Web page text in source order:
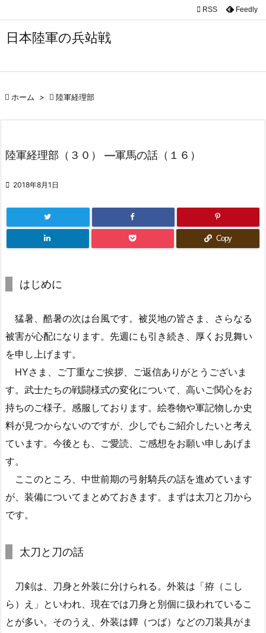
日本陸軍の兵站戦

 RSS Feedly
 ホーム >  陸軍経理部
陸軍経理部（３０） ―軍馬の話（１６）
 2018年8月1日
Copy
はじめに
猛暑、酷暑の次は台風です。被災地の皆さま、さらなる
被害が心配になります。先週にも引き続き、厚くお見舞い
を申し上げます。
HYさま、ご丁重なご挨拶、ご返信ありがとうございま
す。武士たちの戦闘様式の変化について、高いご関心をお
持ちのご様子。感服しております。絵巻物や軍記物しか史
料が見つからないのですが、少しでもご紹介したいと考え
ています。今後とも、ご愛読、ご感想をお願い申しあげま
す。
ここのところ、中世前期の弓射騎兵の話を進めています
が、装備についてまとめておきます。まずは太刀と刀から
です。
太刀と刀の話
刀剣は、刀身と外装に分けられる。外装は「拵（こし
ら）え」といわれ、現在では刀身と別個に扱われているこ
とが多い。そのうえ、外装は鐔（つば）などの刀装具がま